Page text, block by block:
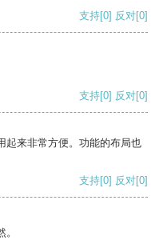
支持[0] 反对[0]
支持[0] 反对[0]
起来非常方便。功能的布局也
支持[0] 反对[0]